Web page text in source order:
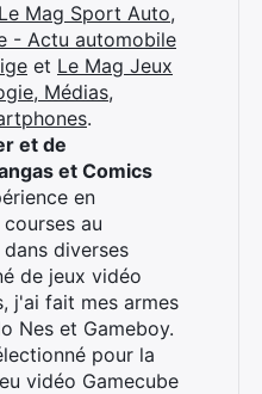
Le Mag Sport Auto,
- Actu automobile
et Le Mag Jeux
Médias,
.
et de
et Comics
en
au
diverses
de jeux vidéo
j'ai fait mes armes
Nes et Gameboy.
pour la
vidéo Gamecube